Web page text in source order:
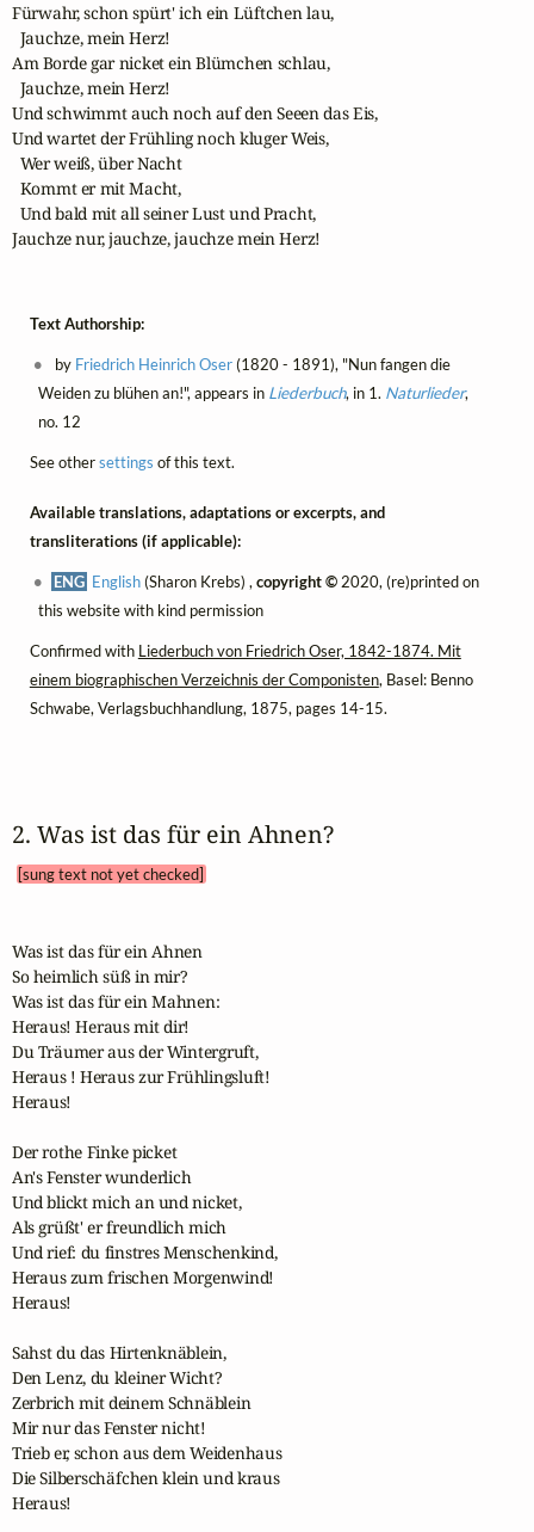
Fürwahr, schon spürt' ich ein Lüftchen lau,
  Jauchze, mein Herz!
Am Borde gar nicket ein Blümchen schlau,
  Jauchze, mein Herz!
Und schwimmt auch noch auf den Seeen das Eis,
Und wartet der Frühling noch kluger Weis,
  Wer weiß, über Nacht
  Kommt er mit Macht,
  Und bald mit all seiner Lust und Pracht,
Jauchze nur, jauchze, jauchze mein Herz!
Text Authorship:
by Friedrich Heinrich Oser(1820 - 1891), "Nun fangen die
Weiden zu blühen an!", appears in Liederbuch, in 1. Naturlieder,
no. 12
See othersettings of this text.
Available translations, adaptations or excerpts, and
transliterations (if applicable):
ENG English(Sharon Krebs) ,copyright © 2020, (re)printed on
this website with kind permission
Confirmed with Liederbuch von Friedrich Oser, 1842-1874. Mit
einem biographischen Verzeichnis der Componisten, Basel: Benno
Schwabe, Verlagsbuchhandlung, 1875, pages 14-15.
2. Was ist das für ein Ahnen?
[sung text not yet checked]
Was ist das für ein Ahnen
So heimlich süß in mir?
Was ist das für ein Mahnen:
Heraus! Heraus mit dir!
Du Träumer aus der Wintergruft,
Heraus ! Heraus zur Frühlingsluft!
Heraus!
Der rothe Finke picket
An's Fenster wunderlich
Und blickt mich an und nicket,
Als grüßt' er freundlich mich
Und rief: du finstres Menschenkind,
Heraus zum frischen Morgenwind!
Heraus!
Sahst du das Hirtenknäblein,
Den Lenz, du kleiner Wicht?
Zerbrich mit deinem Schnäblein
Mir nur das Fenster nicht!
Trieb er, schon aus dem Weidenhaus
Die Silberschäfchen klein und kraus
Heraus!